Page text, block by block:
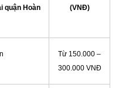
quận Hoàn
(VNĐ)
Từ 150.000 –
300.000 VNĐ